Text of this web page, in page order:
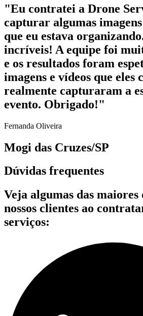
"Eu contratei a Drone
capturar algumas
que eu estava
incríveis! A equipe foi
e os resultados foram
imagens e vídeos que eles
realmente capturaram a
evento. Obrigado!"
Fernanda Oliveira
Mogi das Cruzes/SP
Dúvidas frequentes
Veja algumas das maiores
nossos clientes ao
serviços: